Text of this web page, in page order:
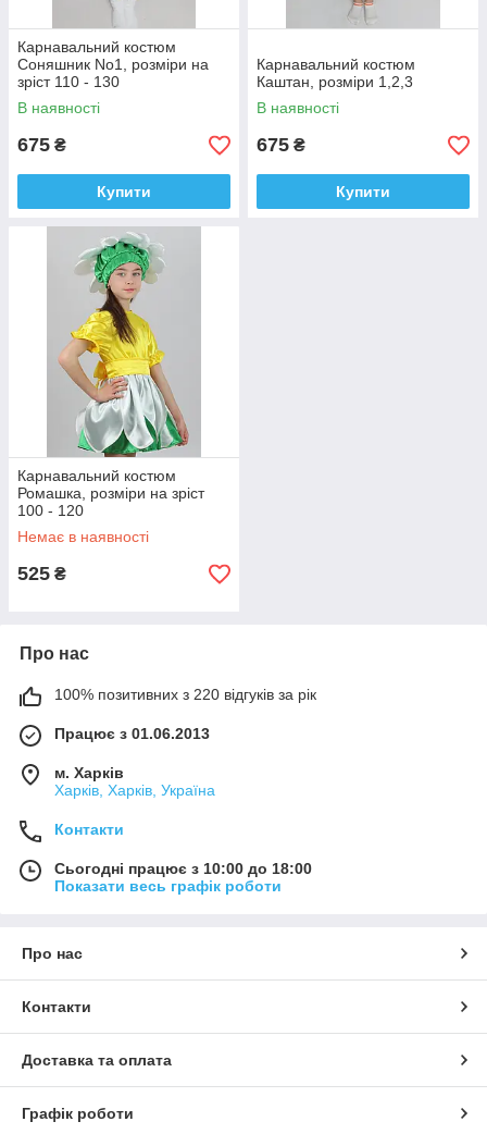
Карнавальний костюм
Соняшник No1, розміри на
зріст 110 - 130
В наявності
675 ₴
Купити
Карнавальний костюм
Каштан, розміри 1,2,3
В наявності
675 ₴
Купити
Карнавальний костюм
Ромашка, розміри на зріст
100 - 120
Немає в наявності
525 ₴
Про нас
100% позитивних з 220 відгуків за рік
Працює з 01.06.2013
м. Харків
Харків, Харків, Україна
Контакти
Сьогодні працює з 10:00 до 18:00
Показати весь графік роботи
Про нас
Контакти
Доставка та оплата
Графік роботи